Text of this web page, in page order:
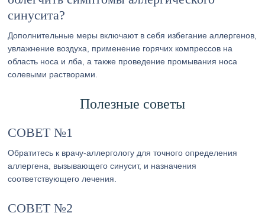
синусита?
Дополнительные меры включают в себя избегание аллергенов,
увлажнение воздуха, применение горячих компрессов на
область носа и лба, а также проведение промывания носа
солевыми растворами.
Полезные советы
СОВЕТ №1
Обратитесь к врачу-аллергологу для точного определения
аллергена, вызывающего синусит, и назначения
соответствующего лечения.
СОВЕТ №2